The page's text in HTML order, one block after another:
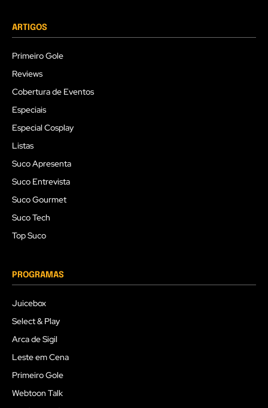
ARTIGOS
Primeiro Gole
Reviews
Cobertura de Eventos
Especiais
Especial Cosplay
Listas
Suco Apresenta
Suco Entrevista
Suco Gourmet
Suco Tech
Top Suco
PROGRAMAS
Juicebox
Select & Play
Arca de Sigil
Leste em Cena
Primeiro Gole
Webtoon Talk